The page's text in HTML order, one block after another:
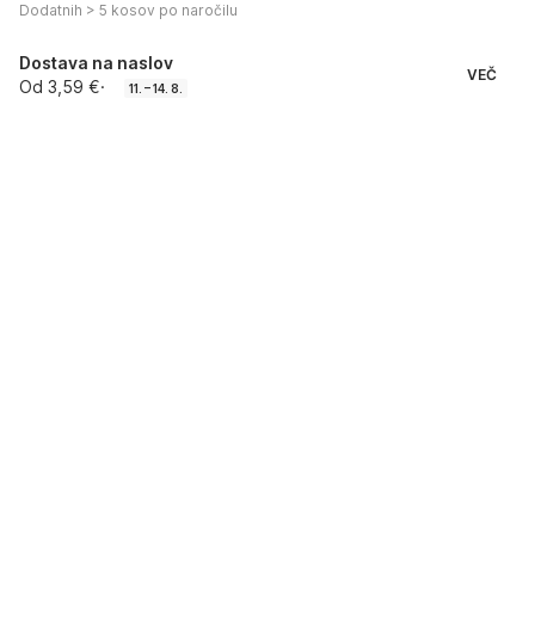
Dodatnih > 5 kosov po naročilu
Dostava na naslov
Od 3,59 €· 11. – 14. 8.
VEČ